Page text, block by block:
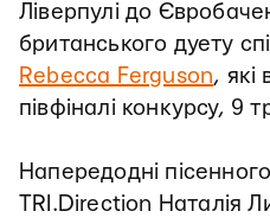
Ліверпулі до
британського дуету
Rebecca Ferguson, які
півфіналі конкурсу, 9
Напередодні
TRI.Direction Наталія